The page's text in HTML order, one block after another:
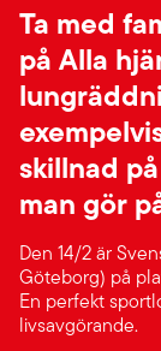
Ta med
på Alla
skillnad
man gör
Den 14/2 är
Göteborg) på
En perfekt
livsavgörande.